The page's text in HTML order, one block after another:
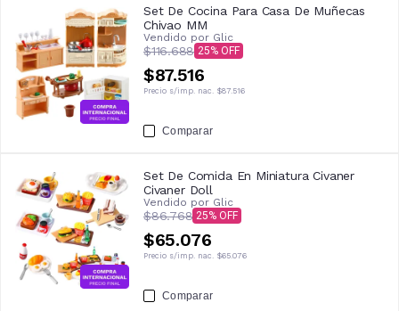
Set De Cocina Para Casa De Muñecas
Chivao MM
Vendido por Glic
$116.688 25
$87.516
Precio s/imp. nac. $87.516
Comparar
Set De Comida En Miniatura Civaner
Civaner Doll
Vendido por Glic
$86.768 25
$65.076
Precio s/imp. nac. $65.076
Comparar